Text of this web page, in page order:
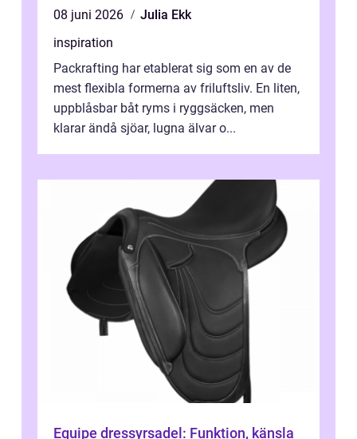
08 juni 2026
Julia Ekk
inspiration
Packrafting har etablerat sig som en av de
mest flexibla formerna av friluftsliv. En liten,
uppblåsbar båt ryms i ryggsäcken, men
klarar ändå sjöar, lugna älvar o...
Equipe dressyrsadel: Funktion, känsla